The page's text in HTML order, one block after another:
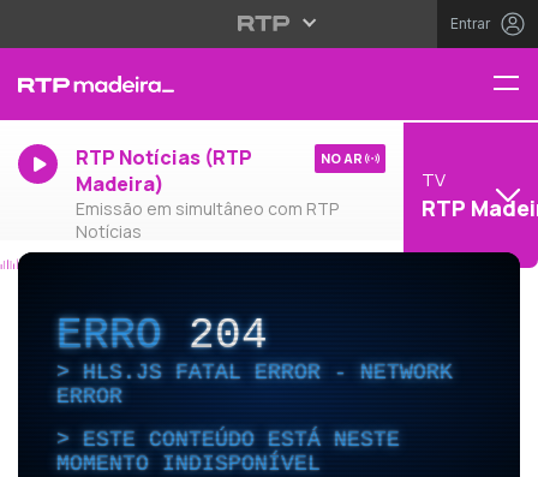
Entrar
RTP Notícias (RTP
Madeira)
Emissão em simultâneo com RTP
Notícias
NO AR
TV
RTP
ERRO204
HLS.JS FATAL ERROR - NETWORK
ERROR
ESTE CONTEÚDO ESTÁ NESTE
MOMENTO INDISPONÍVEL